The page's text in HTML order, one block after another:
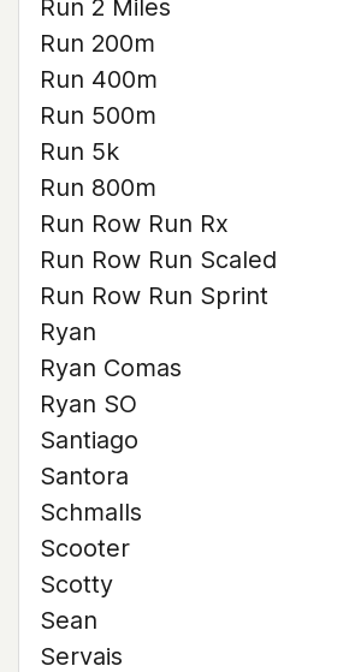
Run 2 Miles
Run 200m
Run 400m
Run 500m
Run 5k
Run 800m
Run Row Run Rx
Run Row Run Scaled
Run Row Run Sprint
Ryan
Ryan Comas
Ryan SO
Santiago
Santora
Schmalls
Scooter
Scotty
Sean
Servais